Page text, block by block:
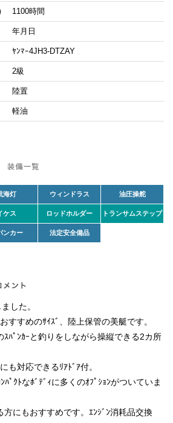
1100時間
年月日
ﾔﾝﾏｰ4JH3-DTZAY
2級
陸置
軽油
海灯 ウィンドラス 油圧操舵
ケス ロッドホルダー トランサムステップ
ンカー 法定安全備品
した。
すすめのｻｲｽﾞ、陸上保管の美艇です。
ﾊﾟﾝｶｰと釣りをしながら操縦できる2カ所
も対応できるﾘｱﾄﾞｱ付。
ﾟｸﾄなﾎﾞﾃﾞｨに多くのｵﾌﾟｼｮﾝがついていま
方にもおすすめです。ｴﾝｼﾞﾝ消耗品交換